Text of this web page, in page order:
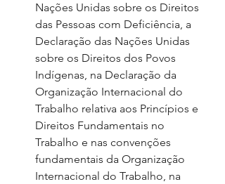
Nações Unidas sobre os Direitos
das Pessoas com Deficiência, a
Declaração das Nações Unidas
sobre os Direitos dos Povos
Indígenas, na Declaração da
Organização Internacional do
Trabalho relativa aos Princípios e
Direitos Fundamentais no
Trabalho e nas convenções
fundamentais da Organização
Internacional do Trabalho, na